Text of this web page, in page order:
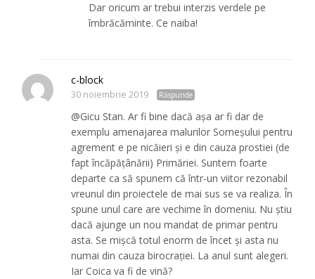
Dar oricum ar trebui interzis verdele pe
îmbrăcăminte. Ce naiba!
c-block
30 noiembrie 2019 Răspunde
@Gicu Stan. Ar fi bine dacă așa ar fi dar de
exemplu amenajarea malurilor Someșului pentru
agrement e pe nicăieri și e din cauza prostiei (de
fapt încăpățânării) Primăriei. Suntem foarte
departe ca să spunem că într-un viitor rezonabil
vreunul din proiectele de mai sus se va realiza. În
spune unul care are vechime în domeniu. Nu știu
dacă ajunge un nou mandat de primar pentru
asta. Se mișcă totul enorm de încet și asta nu
numai din cauza birocrației. La anul sunt alegeri.
Iar Coica va fi de vină?